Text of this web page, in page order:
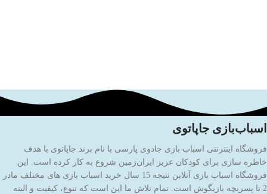
اسباب‌بازی جاپاتوی
فروشگاه اینترنتی اسباب بازی جادوی پارسی با نام برند جاپاتوی با هدف
خاطره سازی برای کودکان عزیز ایران‌زمین شروع به کار کرده است. این
فروشگاه اسباب بازی آنلاین نتیجه 15 سال خرید اسباب بازی های مختلف مادر
2 تا پسربچه بازیگوش است. تمام تلاش ما این است که تنوع، کیفیت و البته